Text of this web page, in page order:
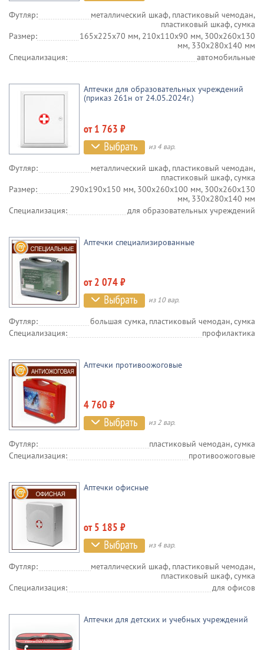
Футляр:
металлический шкаф, пластиковый чемодан,
пластиковый шкаф, сумка
Размер:
165х225х70 мм, 210х110х90 мм, 300х260х130
мм, 330х280х140 мм
Специализация:
автомобильные
Аптечки для образовательных учреждений
(приказ 261н от 24.05.2024г.)
от 1 763 ₽
из 4 вар.
Футляр:
металлический шкаф, пластиковый чемодан,
пластиковый шкаф, сумка
Размер:
290х190х150 мм, 300х260х100 мм, 300х260х130
мм, 330х280х140 мм
Специализация:
для образовательных учреждений
Аптечки специализированные
от 2 074 ₽
из 10 вар.
Футляр:
большая сумка, пластиковый чемодан, сумка
Специализация:
профилактика
Аптечки противоожоговые
4 760 ₽
из 2 вар.
Футляр:
пластиковый чемодан, сумка
Специализация:
противоожоговые
Аптечки офисные
от 5 185 ₽
из 4 вар.
Футляр:
металлический шкаф, пластиковый чемодан,
пластиковый шкаф, сумка
Специализация:
для офисов
Аптечки для детских и учебных учреждений